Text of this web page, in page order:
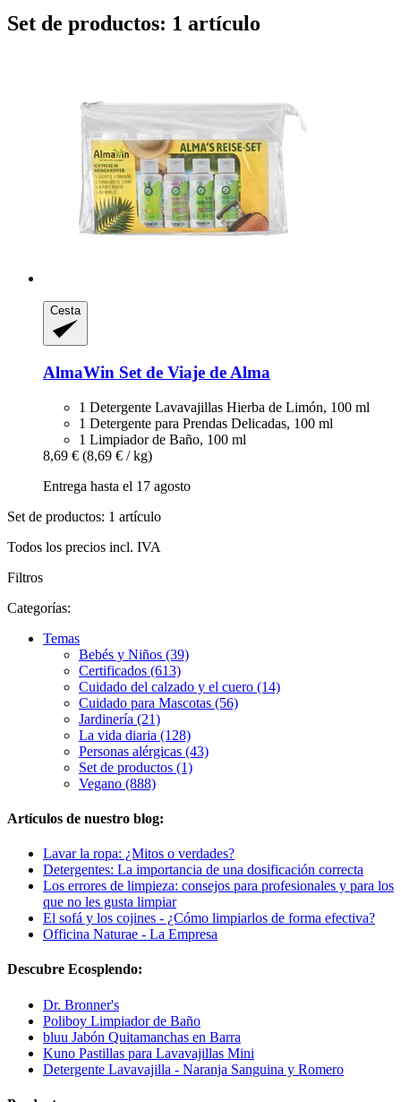
Set de productos: 1 artículo
Cesta
AlmaWin Set de Viaje de Alma
1 Detergente Lavavajillas Hierba de Limón, 100 ml
1 Detergente para Prendas Delicadas, 100 ml
1 Limpiador de Baño, 100 ml
8,69 € (8,69 € / kg)
Entrega hasta el 17 agosto
Set de productos: 1 artículo
Todos los precios incl. IVA
Filtros
Categorías:
Temas
Bebés y Niños (39)
Certificados (613)
Cuidado del calzado y el cuero (14)
Cuidado para Mascotas (56)
Jardinería (21)
La vida diaria (128)
Personas alérgicas (43)
Set de productos (1)
Vegano (888)
Artículos de nuestro blog:
Lavar la ropa: ¿Mitos o verdades?
Detergentes: La importancia de una dosificación correcta
Los errores de limpieza: consejos para profesionales y para los
que no les gusta limpiar
El sofá y los cojines - ¿Cómo limpiarlos de forma efectiva?
Officina Naturae - La Empresa
Descubre Ecosplendo:
Dr. Bronner's
Poliboy Limpiador de Baño
bluu Jabón Quitamanchas en Barra
Kuno Pastillas para Lavavajillas Mini
Detergente Lavavajilla - Naranja Sanguina y Romero